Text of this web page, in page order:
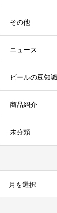
その他
ニュース
ビールの豆知識
商品紹介
未分類
月を選択